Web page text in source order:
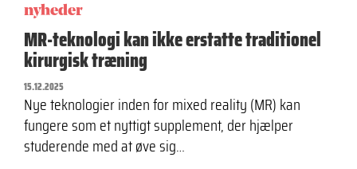
nyheder
MR-teknologi kan ikke erstatte traditionel
kirurgisk træning
15.12.2025
Nye teknologier inden for mixed reality (MR) kan
fungere som et nyttigt supplement, der hjælper
studerende med at øve sig…